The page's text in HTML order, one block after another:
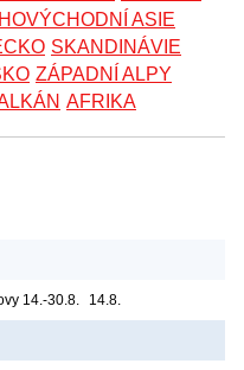
ASIE
SKANDINÁVIE
ZÁPADNÍ ALPY
AFRIKA
14.-30.8. 14.8.